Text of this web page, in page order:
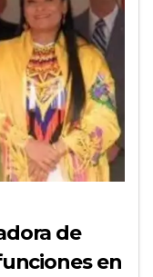
de
en